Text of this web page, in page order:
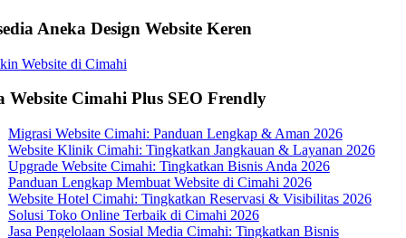
Aneka Design Website Keren
Website Cimahi Plus SEO Frendly
Migrasi Website Cimahi: Panduan Lengkap & Aman 2026
Website Klinik Cimahi: Tingkatkan Jangkauan & Layanan 2026
Upgrade Website Cimahi: Tingkatkan Bisnis Anda 2026
Panduan Lengkap Membuat Website di Cimahi 2026
Website Hotel Cimahi: Tingkatkan Reservasi & Visibilitas 2026
Solusi Toko Online Terbaik di Cimahi 2026
Jasa Pengelolaan Sosial Media Cimahi: Tingkatkan Bisnis